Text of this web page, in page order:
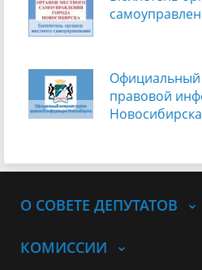
Официальный
правовой
Новосибирска
О СОВЕТЕ ДЕПУТАТОВ
КОМИССИИ